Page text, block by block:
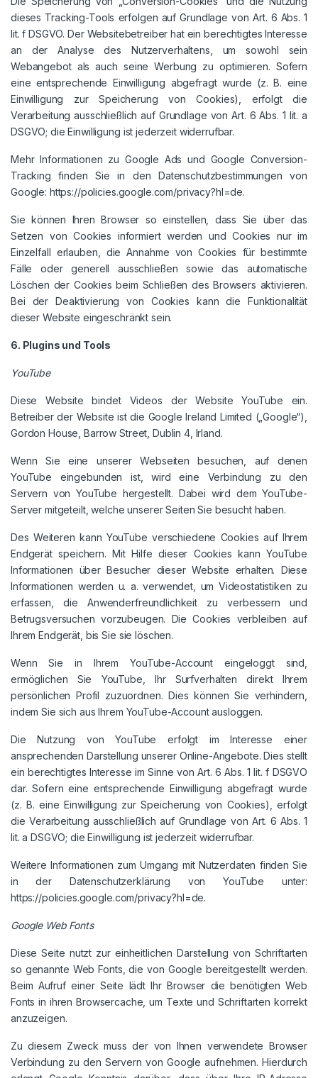
dieses Tracking-Tools erfolgen auf Grundlage von Art. 6 Abs. 1
lit. f DSGVO. Der Websitebetreiber hat ein berechtigtes Interesse
an der Analyse des Nutzerverhaltens, um sowohl sein
Webangebot als auch seine Werbung zu optimieren. Sofern
eine entsprechende Einwilligung abgefragt wurde (z. B. eine
Einwilligung zur Speicherung von Cookies), erfolgt die
Verarbeitung ausschließlich auf Grundlage von Art. 6 Abs. 1 lit. a
DSGVO; die Einwilligung ist jederzeit widerrufbar.
Mehr Informationen zu Google Ads und Google Conversion-
Tracking finden Sie in den Datenschutzbestimmungen von
Google: https://policies.google.com/privacy?hl=de.
Sie können Ihren Browser so einstellen, dass Sie über das
Setzen von Cookies informiert werden und Cookies nur im
Einzelfall erlauben, die Annahme von Cookies für bestimmte
Fälle oder generell ausschließen sowie das automatische
Löschen der Cookies beim Schließen des Browsers aktivieren.
Bei der Deaktivierung von Cookies kann die Funktionalität
dieser Website eingeschränkt sein.
6. Plugins und Tools
YouTube
Diese Website bindet Videos der Website YouTube ein.
Betreiber der Website ist die Google Ireland Limited („Google“),
Gordon House, Barrow Street, Dublin 4, Irland.
Wenn Sie eine unserer Webseiten besuchen, auf denen
YouTube eingebunden ist, wird eine Verbindung zu den
Servern von YouTube hergestellt. Dabei wird dem YouTube-
Server mitgeteilt, welche unserer Seiten Sie besucht haben.
Des Weiteren kann YouTube verschiedene Cookies auf Ihrem
Endgerät speichern. Mit Hilfe dieser Cookies kann YouTube
Informationen über Besucher dieser Website erhalten. Diese
Informationen werden u. a. verwendet, um Videostatistiken zu
erfassen, die Anwenderfreundlichkeit zu verbessern und
Betrugsversuchen vorzubeugen. Die Cookies verbleiben auf
Ihrem Endgerät, bis Sie sie löschen.
Wenn Sie in Ihrem YouTube-Account eingeloggt sind,
ermöglichen Sie YouTube, Ihr Surfverhalten direkt Ihrem
persönlichen Profil zuzuordnen. Dies können Sie verhindern,
indem Sie sich aus Ihrem YouTube-Account ausloggen.
Die Nutzung von YouTube erfolgt im Interesse einer
ansprechenden Darstellung unserer Online-Angebote. Dies stellt
ein berechtigtes Interesse im Sinne von Art. 6 Abs. 1 lit. f DSGVO
dar. Sofern eine entsprechende Einwilligung abgefragt wurde
(z. B. eine Einwilligung zur Speicherung von Cookies), erfolgt
die Verarbeitung ausschließlich auf Grundlage von Art. 6 Abs. 1
lit. a DSGVO; die Einwilligung ist jederzeit widerrufbar.
Weitere Informationen zum Umgang mit Nutzerdaten finden Sie
in der Datenschutzerklärung von YouTube unter:
https://policies.google.com/privacy?hl=de.
Google Web Fonts
Diese Seite nutzt zur einheitlichen Darstellung von Schriftarten
so genannte Web Fonts, die von Google bereitgestellt werden.
Beim Aufruf einer Seite lädt Ihr Browser die benötigten Web
Fonts in ihren Browsercache, um Texte und Schriftarten korrekt
anzuzeigen.
Zu diesem Zweck muss der von Ihnen verwendete Browser
Verbindung zu den Servern von Google aufnehmen. Hierdurch